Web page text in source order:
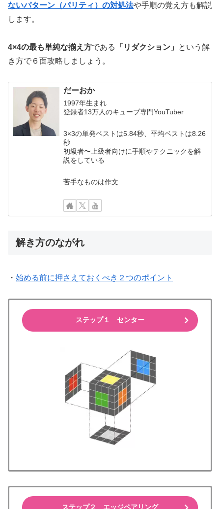
ないパターン（パリティ）の対処法や手順の覚え方も解説
します。
4×4の最も単純な揃え方である 「リダクション」
という解
き方で６面攻略しましょう。
だーおか
1997年生まれ
登録者13万人のキューブ専門YouTuber
3×3の単発ベストは5.84秒、平均ベストは8.26
秒
初級者〜上級者向けに手順やテクニックを解
説をしている
苦手なものは作文
解き方のながれ
・ 始める前に押さえておくべき２つのポイント
ステップ１ センター
ステップ２ エッジペアリング